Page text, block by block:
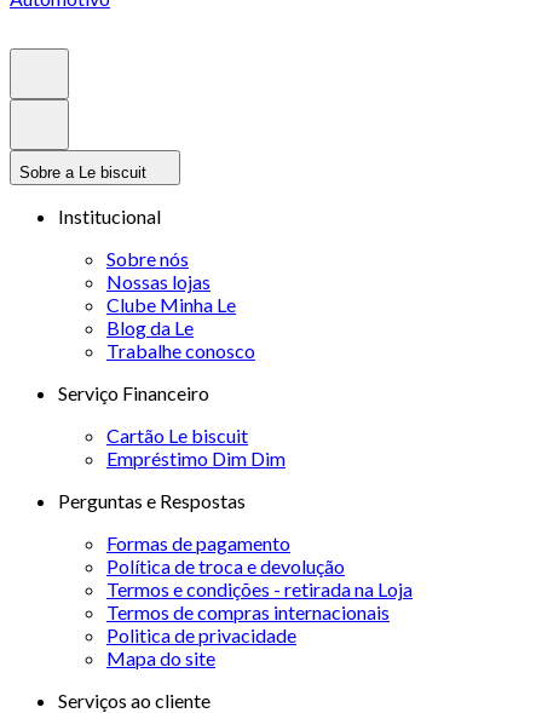
Sobre a Le biscuit
Institucional
Sobre nós
Nossas lojas
Clube Minha Le
Blog da Le
Trabalhe conosco
Serviço Financeiro
Cartão Le biscuit
Empréstimo Dim Dim
Perguntas e Respostas
Formas de pagamento
Política de troca e devolução
Termos e condições - retirada na Loja
Termos de compras internacionais
Politica de privacidade
Mapa do site
Serviços ao cliente